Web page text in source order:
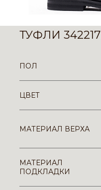
ТУФЛИ
ПОЛ
ЦВЕТ
МАТЕРИАЛ ВЕРХА
МАТЕРИАЛ
ПОДКЛАДКИ